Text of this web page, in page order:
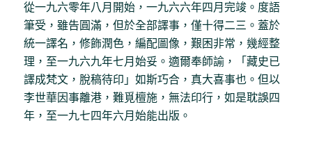
從一九六零年八月開始，一九六六年四月完竣。度語
筆受，雖告圓滿，但於全部譯事，僅十得二三。蓋於
統一譯名，修飾潤色，編配圖像，艱困非常，幾經整
理，至一九六九年七月始妥。適爾奉師諭，「藏史已
譯成梵文，脫稿待印」如斯巧合，真大喜事也。但以
李世華因事離港，難覓檀施，無法印行，如是耽誤四
年，至一九七四年六月始能出版。